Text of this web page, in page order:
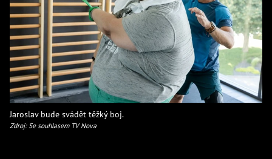
Jaroslav bude svádět těžký boj.
Zdroj: Se souhlasem TV Nova